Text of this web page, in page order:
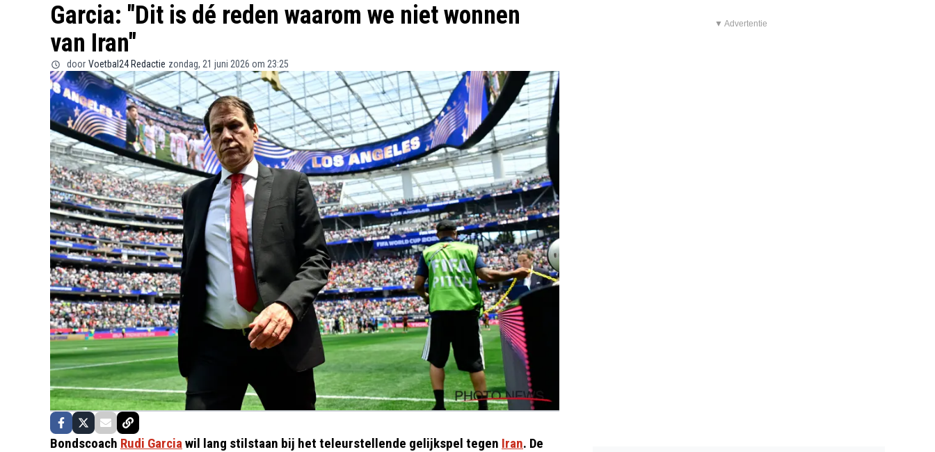
Garcia: "Dit is dé reden waarom we niet wonnen
van Iran"
door Voetbal24 Redactie zondag, 21 juni 2026 om 23:25
Bondscoach Rudi Garciawil lang stilstaan bij het teleurstellende gelijkspel tegen Iran. De
▼ Advertentie